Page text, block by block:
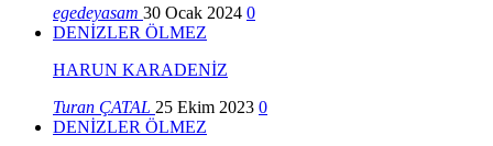
egedeyasam 30 Ocak 2024 0
DENİZLER ÖLMEZ
HARUN KARADENİZ
Turan ÇATAL 25 Ekim 2023 0
DENİZLER ÖLMEZ